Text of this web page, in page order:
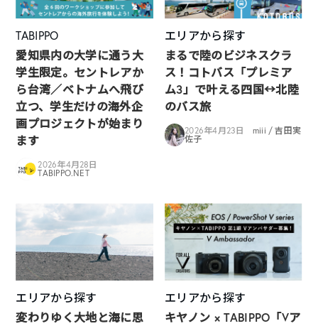
TABIPPO
愛知県内の大学に通う大
学生限定。セントレアか
ら台湾／ベトナムへ飛び
立つ、学生だけの海外企
画プロジェクトが始まり
ます
2026年4月28日
TABIPPO.NET
エリアから探す
まるで陸のビジネスクラ
ス！コトバス「プレミア
ム3」で叶える四国↔︎北陸
のバス旅
2026年4月23日
miii / 吉田実
佐子
エリアから探す
変わりゆく大地と海に思
エリアから探す
キヤノン × TABIPPO「Vア